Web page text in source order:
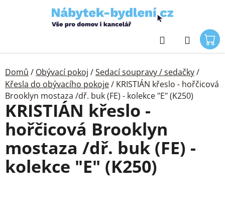
Hledat
Domů / Obývací pokoj /Sedací soupravy / sedačky/
Křesla do obývacího pokoje/ KRISTIÁN křeslo - hořčicová
Brooklyn mostaza /dř. buk (FE) - kolekce "E" (K250)
KRISTIÁN křeslo -
hořčicová Brooklyn
mostaza /dř. buk (FE) -
kolekce "E" (K250)